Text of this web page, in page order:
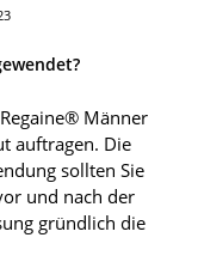
Männer
auftragen. Die
sollten Sie
und nach der
gründlich die